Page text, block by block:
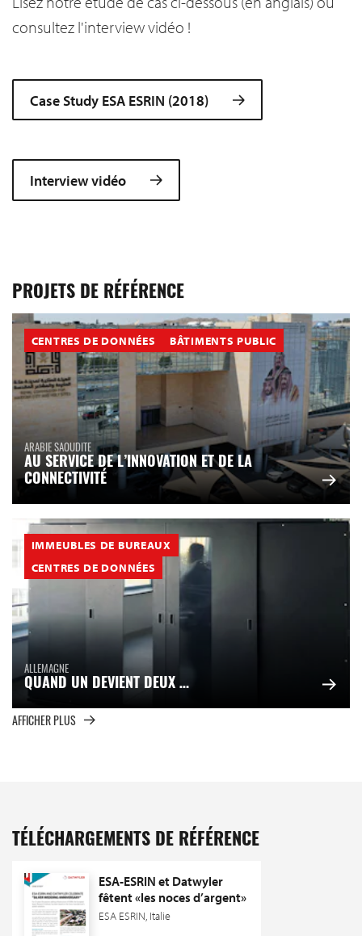
consultez l'interview vidéo !
Case Study ESA ESRIN (2018)
Interview vidéo
PROJETS DE RÉFÉRENCE
CENTRES DE DONNÉES BÂTIMENTS PUBLIC
ARABIE SAOUDITE
AU SERVICE DE L’INNOVATION ET DE LA
CONNECTIVITÉ
IMMEUBLES DE BUREAUX
CENTRES DE DONNÉES
ALLEMAGNE
QUAND UN DEVIENT DEUX …
AFFICHER PLUS
TÉLÉCHARGEMENTS DE RÉFÉRENCE
ESA-ESRIN et Datwyler
fêtent «les noces d’argent»
ESA ESRIN, Italie